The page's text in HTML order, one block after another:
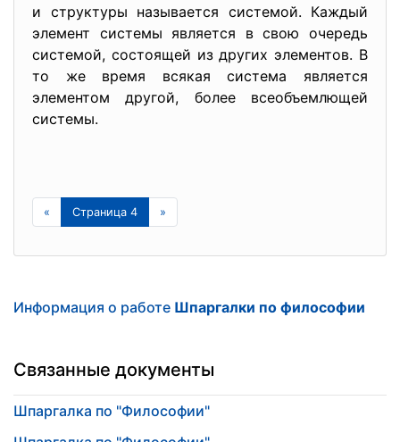
и структуры называется системой. Каждый
элемент системы является в свою очередь
системой, состоящей из других элементов. В
то же время всякая система является
элементом другой, более всеобъемлющей
системы.
« Страница 4 »
Информация о работе Шпаргалки по философии
Связанные документы
Шпаргалка по "Философии"